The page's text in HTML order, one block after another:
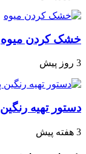
خشک کردن میوه
3 روز پیش
دستور تهیه
3 هفته پیش